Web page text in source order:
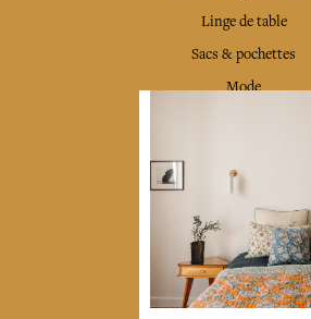
Linge de table
Sacs & pochettes
Mode
Livraison & retour
CGV
Devenir revendeur
Notre communauté